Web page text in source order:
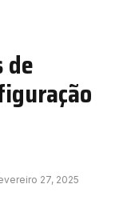
de
27, 2025